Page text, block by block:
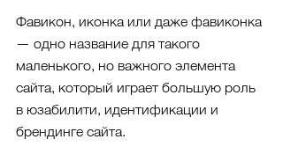
Фавикон, иконка или даже фавиконка
— одно название для такого
маленького, но важного элемента
сайта, который играет большую роль
в юзабилити, идентификации и
брендинге сайта.